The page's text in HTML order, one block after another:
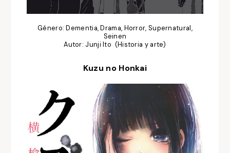
Género: Dementia, Drama, Horror, Supernatural,
Seinen
Autor: Junji Ito (Historia y arte)
Kuzu no Honkai